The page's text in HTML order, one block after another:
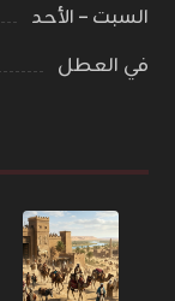
السبت – الأحد
في العطل